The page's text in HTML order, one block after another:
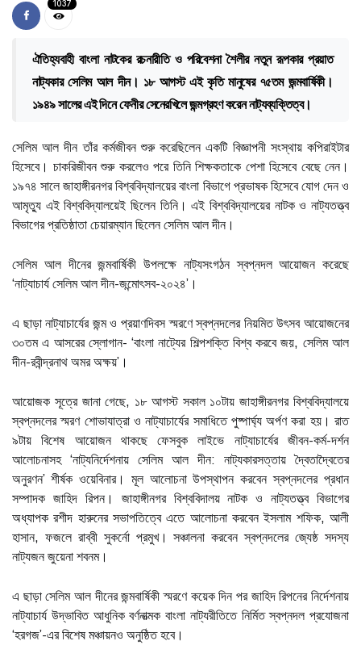
1037
ঐতিহ্যবাহী বাংলা নাটকের রচনারীতি ও পরিবেশনা শৈলীর নতুন রূপকার প্রয়াত
নাট্যকার সেলিম আল দীন। ১৮ আগস্ট এই কৃতি মানুষের ৭৫তম জন্মবার্ষিকী।
১৯৪৯ সালের এই দিনে ফেনীর সেনেরখিলে জন্মগ্রহণ করেন নাট্যব্যক্তিত্ব।
সেলিম আল দীন তাঁর কর্মজীবন শুরু করেছিলেন একটি বিজ্ঞাপনী সংস্থায় কপিরাইটার
হিসেবে। চাকরিজীবন শুরু করলেও পরে তিনি শিক্ষকতাকে পেশা হিসেবে বেছে নেন।
১৯৭৪ সালে জাহাঙ্গীরনগর বিশ্ববিদ্যালয়ের বাংলা বিভাগে প্রভাষক হিসেবে যোগ দেন ও
আমৃত্যু এই বিশ্ববিদ্যালয়েই ছিলেন তিনি। এই বিশ্ববিদ্যালয়ের নাটক ও নাট্যতত্ত্ব
বিভাগের প্রতিষ্ঠাতা চেয়ারম্যান ছিলেন সেলিম আল দীন।
সেলিম আল দীনের জন্মবার্ষিকী উপলক্ষে নাট্যসংগঠন স্বপ্নদল আয়োজন করেছে
‘নাট্যাচার্য সেলিম আল দীন-জন্মোৎসব-২০২৪’।
এ ছাড়া নাট্যাচার্যের জন্ম ও প্রয়াণদিবস স্মরণে স্বপ্নদলের নিয়মিত উৎসব আয়োজনের
৩০তম এ আসরের স্লোগান- ‘বাংলা নাট্যের শিল্পশক্তি বিশ্ব করবে জয়, সেলিম আল
দীন-রবীন্দ্রনাথ অমর অক্ষয়’।
আয়োজক সূত্রে জানা গেছে, ১৮ আগস্ট সকাল ১০টায় জাহাঙ্গীরনগর বিশ্ববিদ্যালয়ে
স্বপ্নদলের স্মরণ শোভাযাত্রা ও নাট্যাচার্যের সমাধিতে পুষ্পার্ঘ্য অর্পণ করা হয়। রাত
৯টায় বিশেষ আয়োজন থাকছে ফেসবুক লাইভে নাট্যাচার্যের জীবন-কর্ম-দর্শন
আলোচনাসহ ‘নাট্যনির্দেশনায় সেলিম আল দীন: নাট্যকারসত্তায় দ্বৈতাদ্বৈতের
অনুরণন’ শীর্ষক ওয়েবিনার। মূল আলোচনা উপস্থাপন করবেন স্বপ্নদলের প্রধান
সম্পাদক জাহিদ রিপন। জাহাঙ্গীনগর বিশ্ববিদালয় নাটক ও নাট্যতত্ত্ব বিভাগের
অধ্যাপক রশীদ হারুনের সভাপতিত্বে এতে আলোচনা করবেন ইসলাম শফিক, আলী
হাসান, ফজলে রাব্বী সুকর্নো প্রমুখ। সঞ্চালনা করবেন স্বপ্নদলের জ্যেষ্ঠ সদস্য
নাট্যজন জুয়েনা শবনম।
এ ছাড়া সেলিম আল দীনের জন্মবার্ষিকী স্মরণে কয়েক দিন পর জাহিদ রিপনের নির্দেশনায়
নাট্যাচার্য উদ্ভাবিত আধুনিক বর্ণনাত্মক বাংলা নাট্যরীতিতে নির্মিত স্বপ্নদল প্রযোজনা
‘হরগজ’-এর বিশেষ মঞ্চায়নও অনুষ্ঠিত হবে।